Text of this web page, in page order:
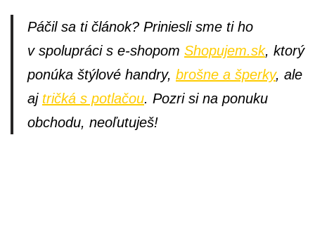
Páčil sa ti článok? Priniesli sme ti ho
v spolupráci s e-shopom Shopujem.sk, ktorý
ponúka štýlové handry, brošne a šperky, ale
aj tričká s potlačou. Pozri si na ponuku
obchodu, neoľutuješ!